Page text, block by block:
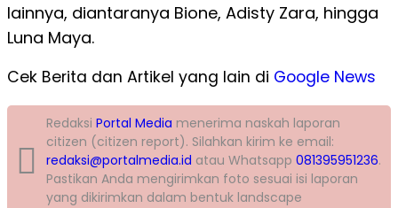
lainnya, diantaranya Bione, Adisty Zara, hingga
Luna Maya.
Cek Berita dan Artikel yang lain di Google News
Redaksi Portal Media menerima naskah laporan
citizen (citizen report). Silahkan kirim ke email:
redaksi@portalmedia.id atau Whatsapp 081395951236.
Pastikan Anda mengirimkan foto sesuai isi laporan
yang dikirimkan dalam bentuk landscape